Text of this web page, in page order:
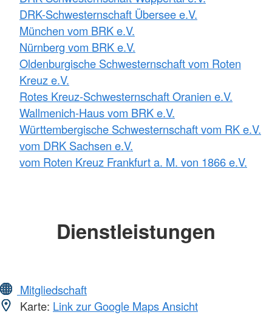
DRK-Schwesternschaft Übersee e.V.
München vom BRK e.V.
Nürnberg vom BRK e.V.
Oldenburgische Schwesternschaft vom Roten
Kreuz e.V.
Rotes Kreuz-Schwesternschaft Oranien e.V.
Wallmenich-Haus vom BRK e.V.
Württembergische Schwesternschaft vom RK e.V.
vom DRK Sachsen e.V.
vom Roten Kreuz Frankfurt a. M. von 1866 e.V.
Dienstleistungen
Mitgliedschaft
Karte: Link zur Google Maps Ansicht